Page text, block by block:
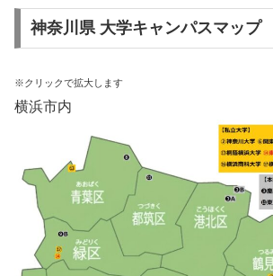
神奈川県 大学キャンパスマップ
※クリックで拡大します
横浜市内